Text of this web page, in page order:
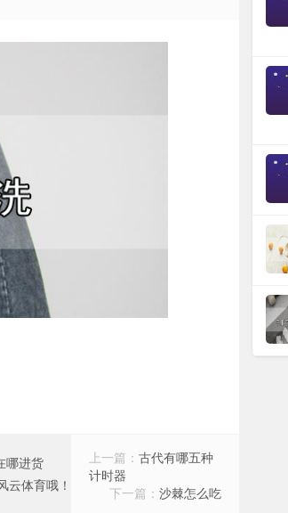
哪进货
云体育哦！
上一篇： 古代有哪五种
计时器
下一篇： 沙棘怎么吃